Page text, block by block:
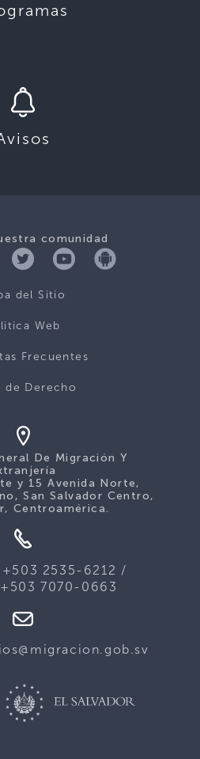
comunidad
del Sitio
Web
Frecuentes
de Derecho
De Migración Y
y 15 Avenida Norte,
San Salvador Centro,
Centroamérica.
2535-6212 /
7070-0663